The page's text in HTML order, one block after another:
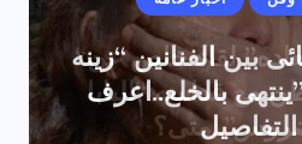
بين الفنانين “زينه
بالخلع..اعرف
التفاصيل